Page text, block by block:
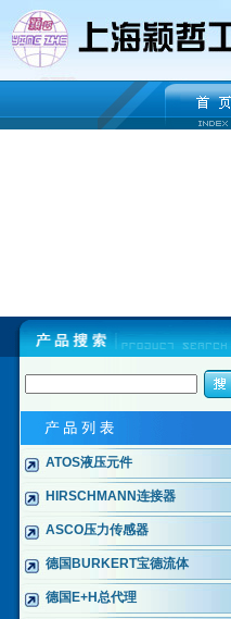
ATOS液压元件
HIRSCHMANN连接器
ASCO压力传感器
德国BURKERT宝德流体
德国E+H总代理